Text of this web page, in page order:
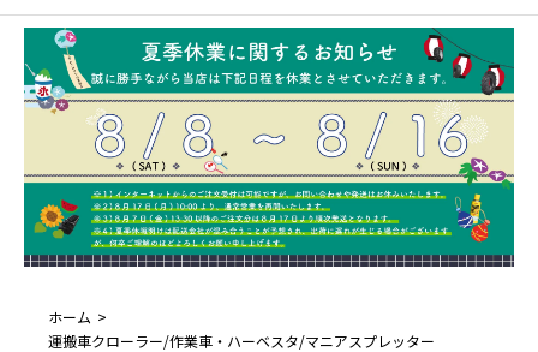
ホーム
運搬車クローラー/作業車・ハーベスタ/マニアスプレッター